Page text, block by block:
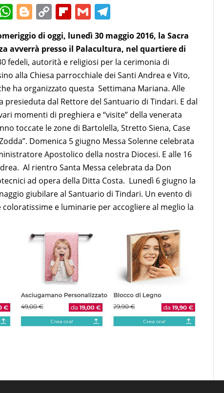
W
h
at
s
A
p
p
Bl
o
g
g
er
C
p
y
Li
n
k
Fl
b
o
ar
d
G
m
ai
l
T
e
gr
a
m
di oggi, lunedì 30 maggio 2016, la Sacra
avverrà presso il Palacultura, nel quartiere di
fedeli, autorità e religiosi per la cerimonia di
alla Chiesa parrocchiale dei Santi Andrea e Vito,
ha organizzato questa Settimana Mariana. Alle
presieduta dal Rettore del Santuario di Tindari. E dal
momenti di preghiera e “visite” della venerata
toccate le zone di Bartolella, Stretto Siena, Case
Domenica 5 giugno Messa Solenne celebrata
Apostolico della nostra Diocesi. E alle 16
Al rientro Santa Messa celebrata da Don
ad opera della Ditta Costa. Lunedì 6 giugno la
giubilare al Santuario di Tindari. Un evento di
e luminarie per accogliere al meglio la